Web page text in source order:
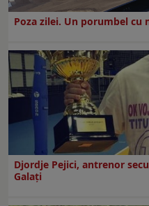
Poza zilei. Un porumbel
Djordje Pejici, antrenor
Galați